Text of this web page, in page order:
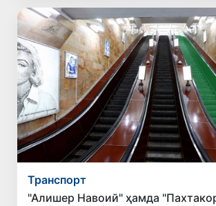
Транспорт
"Алишер Навоий" ҳамда